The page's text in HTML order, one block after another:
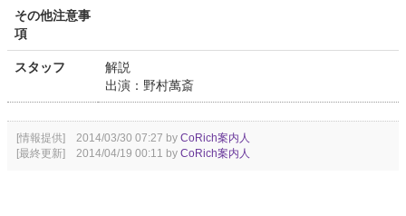
その他注意事
項
スタッフ
解説
出演：野村萬斎
[情報提供] 2014/03/30 07:27 by CoRich案内人
[最終更新] 2014/04/19 00:11 by CoRich案内人